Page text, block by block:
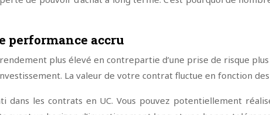
performance accru
plus élevé en contrepartie d’une prise de risque
La valeur de votre contrat fluctue en fonction
dans les contrats en UC. Vous pouvez potentiellement